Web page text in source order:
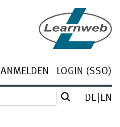
ANMELDEN LOGIN (SSO)
DE EN